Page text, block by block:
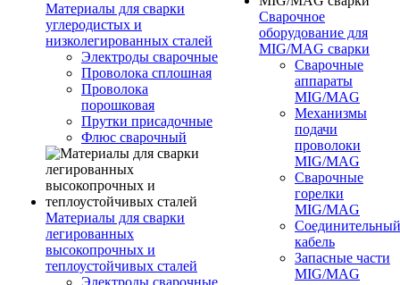
Материалы для сварки
углеродистых и
низколегированных сталей
Электроды сварочные
Проволока сплошная
Проволока
порошковая
Прутки присадочные
Флюс сварочный
Материалы для сварки
легированных
высокопрочных и
теплоустойчивых сталей
Электроды сварочные
Сварочное
оборудование для
MIG/MAG сварки
Сварочные
аппараты
MIG/MAG
Механизмы
подачи
проволоки
MIG/MAG
Сварочные
горелки
MIG/MAG
Соединительный
кабель
Запасные части
MIG/MAG